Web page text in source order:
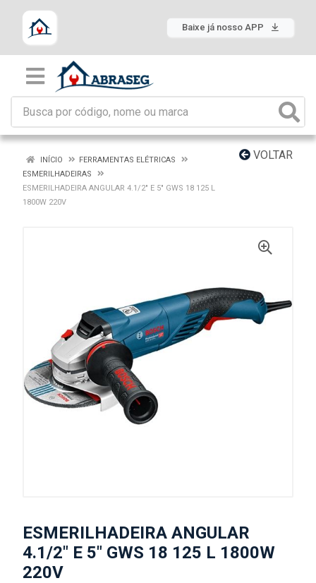
Baixe já nosso APP
VOLTAR
INÍCIO
FERRAMENTAS ELÉTRICAS
ESMERILHADEIRAS
ESMERILHADEIRA ANGULAR 4.1/2" E 5" GWS 18 125 L
1800W 220V
ESMERILHADEIRA ANGULAR
4.1/2" E 5" GWS 18 125 L 1800W
220V